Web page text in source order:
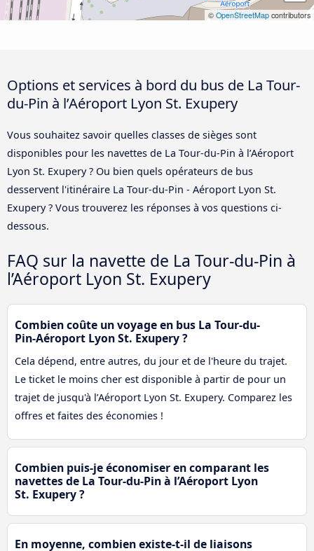
© OpenStreetMap contributors
Options et services à bord du bus de La Tour-
du-Pin à l’Aéroport Lyon St. Exupery
Vous souhaitez savoir quelles classes de sièges sont
disponibles pour les navettes de La Tour-du-Pin à l’Aéroport
Lyon St. Exupery ? Ou bien quels opérateurs de bus
desservent l'itinéraire La Tour-du-Pin - Aéroport Lyon St.
Exupery ? Vous trouverez les réponses à vos questions ci-
dessous.
FAQ sur la navette de La Tour-du-Pin à
l’Aéroport Lyon St. Exupery
Combien coûte un voyage en bus La Tour-du-
Pin-Aéroport Lyon St. Exupery ?
Cela dépend, entre autres, du jour et de l'heure du trajet.
Le ticket le moins cher est disponible à partir de pour un
trajet de jusqu'à l’Aéroport Lyon St. Exupery. Comparez les
offres et faites des économies !
Combien puis-je économiser en comparant les
navettes de La Tour-du-Pin à l’Aéroport Lyon
St. Exupery ?
En moyenne, combien existe-t-il de liaisons